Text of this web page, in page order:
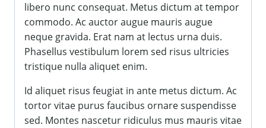
libero nunc consequat. Metus dictum at tempor
commodo. Ac auctor augue mauris augue
neque gravida. Erat nam at lectus urna duis.
Phasellus vestibulum lorem sed risus ultricies
tristique nulla aliquet enim.
Id aliquet risus feugiat in ante metus dictum. Ac
tortor vitae purus faucibus ornare suspendisse
sed. Montes nascetur ridiculus mus mauris vitae